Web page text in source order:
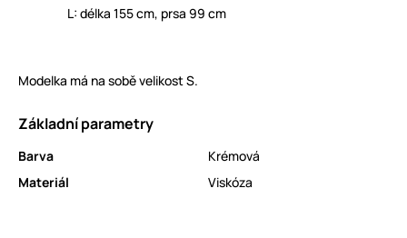
L: délka 155 cm, prsa 99 cm
Modelka má na sobě velikost S.
Základní parametry
Barva
Krémová
Materiál
Viskóza